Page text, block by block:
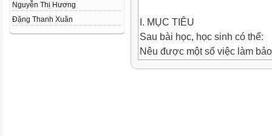
Nguyễn Thị Hương
Đặng Thanh Xuân
I. MỤC TIÊU
Sau bài học, học sinh có thể:
Nêu được một số việc làm